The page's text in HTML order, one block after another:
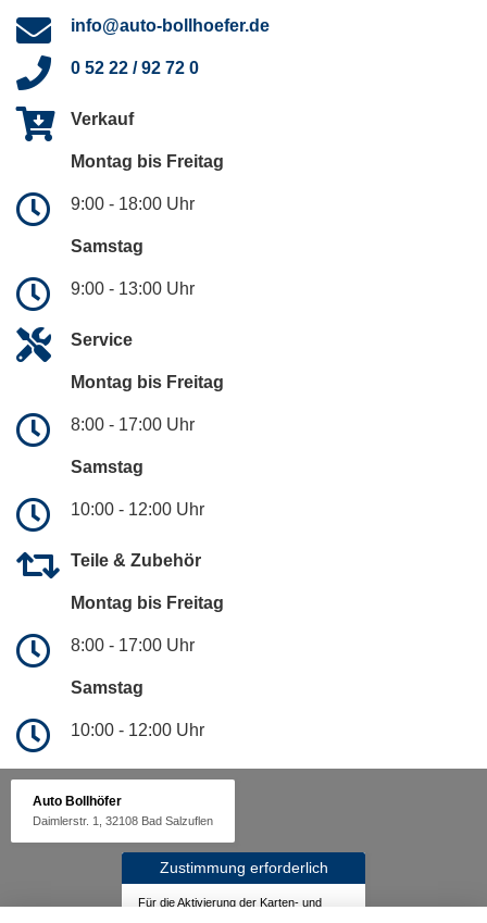
info@auto-bollhoefer.de
0 52 22 / 92 72 0
Verkauf
Montag bis Freitag
9:00 - 18:00 Uhr
Samstag
9:00 - 13:00 Uhr
Service
Montag bis Freitag
8:00 - 17:00 Uhr
Samstag
10:00 - 12:00 Uhr
Teile & Zubehör
Montag bis Freitag
8:00 - 17:00 Uhr
Samstag
10:00 - 12:00 Uhr
Auto Bollhöfer
Daimlerstr. 1, 32108 Bad Salzuflen
Zustimmung erforderlich
Für die Aktivierung der Karten- und